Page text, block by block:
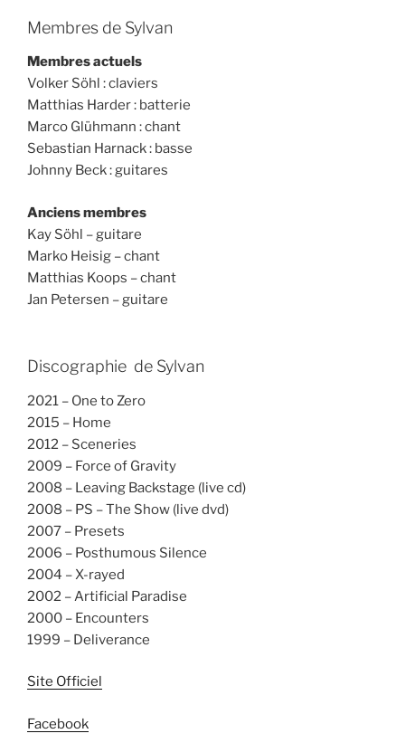
Membres de Sylvan
Membres actuels
Volker Söhl : claviers
Matthias Harder : batterie
Marco Glühmann : chant
Sebastian Harnack : basse
Johnny Beck : guitares
Anciens membres
Kay Söhl – guitare
Marko Heisig – chant
Matthias Koops – chant
Jan Petersen – guitare
Discographie de Sylvan
2021 – One to Zero
2015 – Home
2012 – Sceneries
2009 – Force of Gravity
2008 – Leaving Backstage (live cd)
2008 – PS – The Show (live dvd)
2007 – Presets
2006 – Posthumous Silence
2004 – X-rayed
2002 – Artificial Paradise
2000 – Encounters
1999 – Deliverance
Site Officiel
Facebook